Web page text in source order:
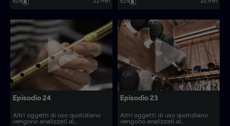
realizzano articoli come le
E26 22 min
realizzano articoli come gli
E25 22 min
Episodio 24
Altri oggetti di uso quotidiano
vengono analizzati al
Episodio 23
Altri oggetti di uso quotidiano
vengono analizzati al